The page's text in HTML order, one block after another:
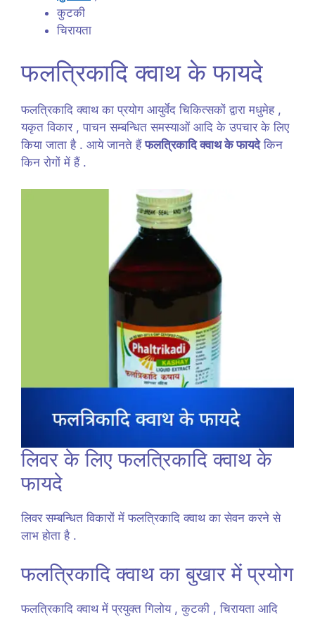
कुटकी
चिरायता
फलत्रिकादि क्वाथ के फायदे
फलत्रिकादि क्वाथ का प्रयोग आयुर्वेद चिकित्सकों द्वारा मधुमेह ,
यकृत विकार , पाचन सम्बन्धित समस्याओं आदि के उपचार के लिए
किया जाता है . आये जानते हैंफलत्रिकादि क्वाथ के फायदेकिन
किन रोगों में हैं .
लिवर के लिए फलत्रिकादि क्वाथ के
फायदे
लिवर सम्बन्धित विकारों में फलत्रिकादि क्वाथ का सेवन करने से
लाभ होता है .
फलत्रिकादि क्वाथ का बुखार में प्रयोग
फलत्रिकादि क्वाथ में प्रयुक्त गिलोय , कुटकी , चिरायता आदि